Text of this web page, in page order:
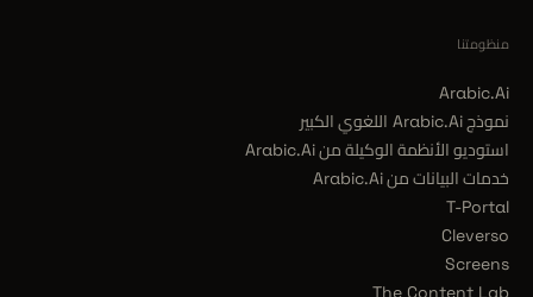
منظومتنا
Arabic.Ai
نموذج Arabic.Ai اللغوي الكبير
استوديو الأنظمة الوكيلة من Arabic.Ai
خدمات البيانات من Arabic.Ai
T-Portal
Cleverso
Screens